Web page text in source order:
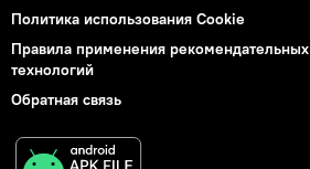
Политика использования Cookie
Правила применения рекомендательных
технологий
Обратная связь